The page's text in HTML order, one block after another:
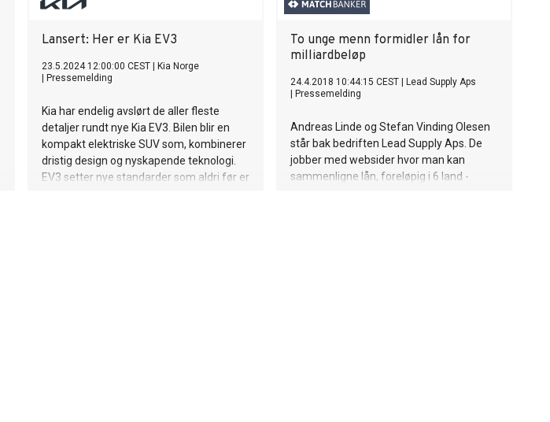
Lansert: Her er Kia EV3
23.5.2024 12:00:00 CEST
Kia Norge
Pressemelding
Kia har endelig avslørt de aller fleste
detaljer rundt nye Kia EV3. Bilen blir en
kompakt elektriske SUV som, kombinerer
dristig design og nyskapende teknologi.
EV3 setter nye standarder som aldri før er
To unge menn formidler lån for
milliardbeløp
24.4.2018 10:44:15 CEST
Lead Supply Aps
Pressemelding
Andreas Linde og Stefan Vinding Olesen
står bak bedriften Lead Supply Aps. De
jobber med websider hvor man kan
sammenligne lån, foreløpig i 6 land -